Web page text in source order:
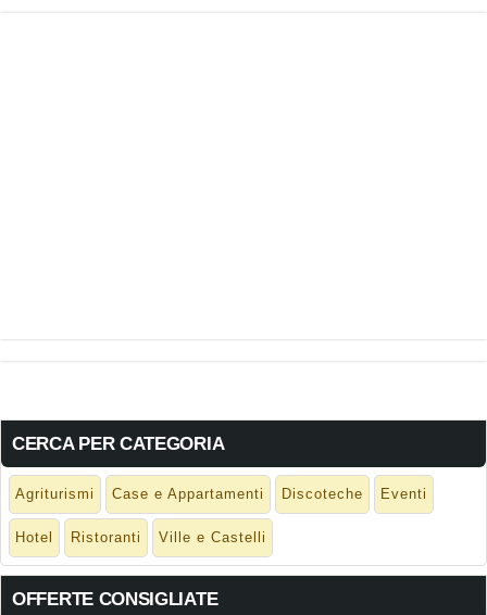
CERCA PER CATEGORIA
Agriturismi Case e Appartamenti Discoteche Eventi
Hotel Ristoranti Ville e Castelli
OFFERTE CONSIGLIATE